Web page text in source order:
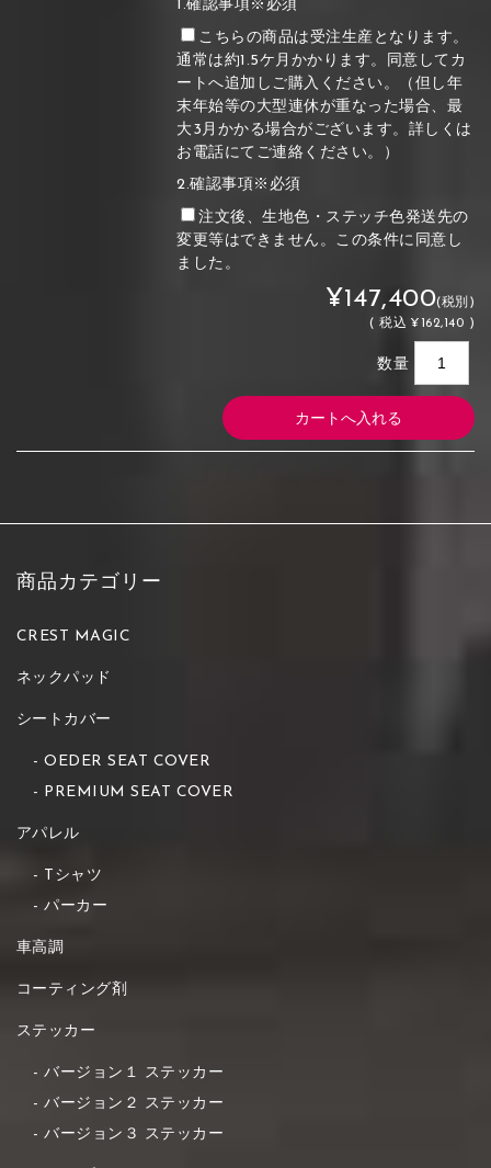
1.確認事項※必須
こちらの商品は受注生産となります。
通常は約1.5ケ月かかります。同意してカ
ートへ追加しご購入ください。（但し年
末年始等の大型連休が重なった場合、最
大3月かかる場合がございます。詳しくは
お電話にてご連絡ください。）
2.確認事項※必須
注文後、生地色・ステッチ色発送先の
変更等はできません。この条件に同意し
ました。
¥147,400(税別)
(税込 ¥162,140 )
数量
商品カテゴリー
CREST MAGIC
ネックパッド
シートカバー
OEDER SEAT COVER
PREMIUM SEAT COVER
アパレル
Tシャツ
パーカー
車高調
コーティング剤
ステッカー
バージョン１ ステッカー
バージョン２ ステッカー
バージョン３ ステッカー